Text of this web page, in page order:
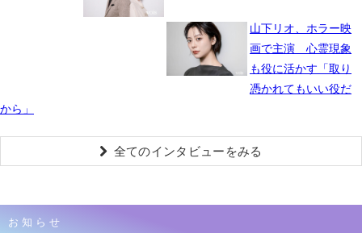
山下リオ、ホラー映
画で主演 心霊現象
も役に活かす「取り
憑かれてもいい役だ
から」
全てのインタビューをみる
お知らせ